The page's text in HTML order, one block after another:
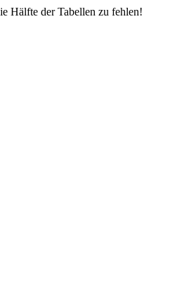
Hälfte der Tabellen zu fehlen!